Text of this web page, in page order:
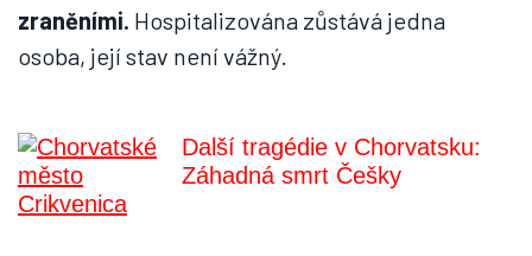
zraněními. Hospitalizována zůstává jedna
osoba, její stav není vážný.
Další tragédie v Chorvatsku:
Záhadná smrt Češky